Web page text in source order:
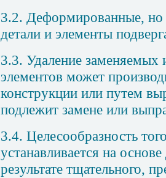
3.2. Деформированные,
детали и элементы
3.3. Удаление
элементов может
конструкции или путем
подлежит замене или
3.4. Целесообразность
устанавливается на
результате тщательного,